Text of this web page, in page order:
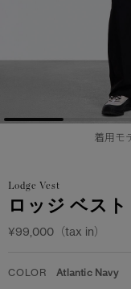
アウター
アパレル
アクセサ
フットウ
アウター
アパレル
アクセサ
フットウ
着用
Lodge Vest
ロッジ ベスト
¥99,000（tax in）
COLOR Atlantic Navy